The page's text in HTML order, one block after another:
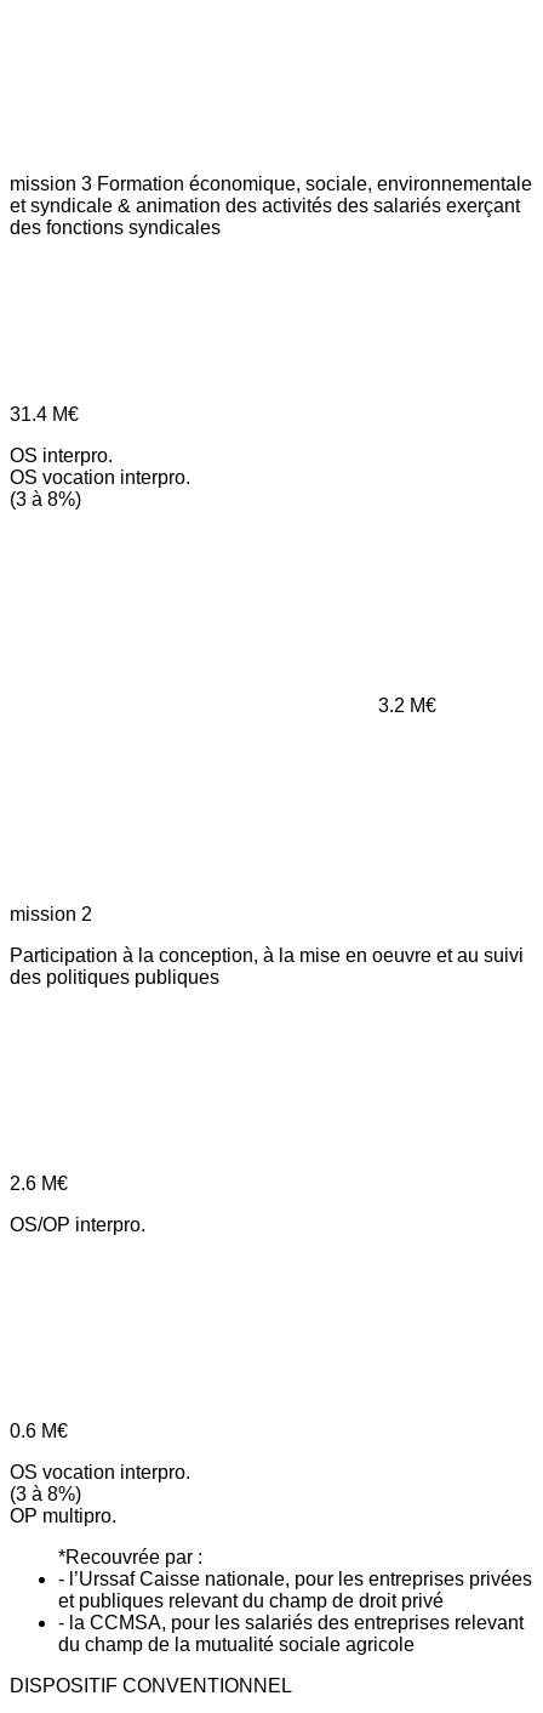
mission 3 Formation économique, sociale, environnementale
et syndicale & animation des activités des salariés exerçant
des fonctions syndicales
31.4 M€
OS interpro.
OS vocation interpro.
(3 à 8%)
3.2 M€
mission 2
Participation à la conception, à la mise en oeuvre et au suivi
des politiques publiques
2.6 M€
OS/OP interpro.
0.6 M€
OS vocation interpro.
(3 à 8%)
OP multipro.
*Recouvrée par :
- l’Urssaf Caisse nationale, pour les entreprises privées
et publiques relevant du champ de droit privé
- la CCMSA, pour les salariés des entreprises relevant
du champ de la mutualité sociale agricole
DISPOSITIF CONVENTIONNEL